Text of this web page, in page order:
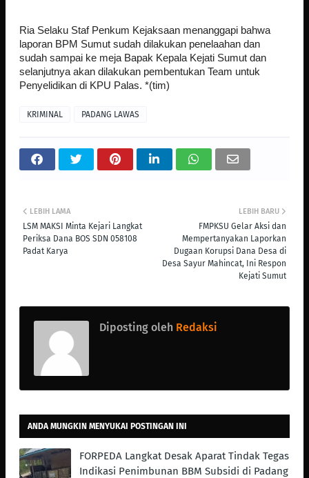
Ria Selaku Staf Penkum Kejaksaan menanggapi bahwa
laporan BPM Sumut sudah dilakukan penelaahan dan
sudah sampai ke meja Bapak Kepala Kejati Sumut dan
selanjutnya akan dilakukan pembentukan Team untuk
Penyelidikan di KPU Palas. *(tim)
KRIMINAL PADANG LAWAS
LEBIH BARU
FMPKSU Gelar Aksi dan
Mempertanyakan Laporkan
Dugaan Korupsi Dana Desa di
Desa Sayur Mahincat, Ini Respon
Kejati Sumut
LEBIH LAMA
LSM MAKSI Minta Kejari Langkat
Periksa Dana BOS SDN 058108
Padat Karya
Diposting oleh Redaksi
ANDA MUNGKIN MENYUKAI POSTINGAN INI
FORPEDA Langkat Desak Aparat Tindak Tegas
Indikasi Penimbunan BBM Subsidi di Padang